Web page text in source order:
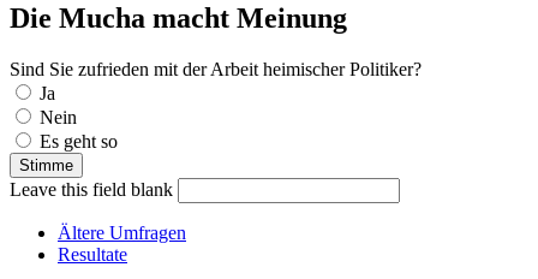
Die Mucha macht Meinung
Sind Sie zufrieden mit der Arbeit heimischer Politiker?
Auswahlmöglichkeiten
Ja
Nein
Es geht so
Leave this field blank
Ältere Umfragen
Resultate